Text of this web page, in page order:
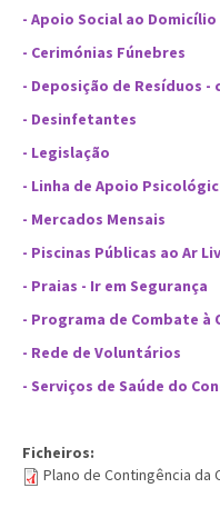
- Apoio Social ao Domicílio
- Cerimónias Fúnebres
- Deposição de Resíduos -
- Desinfetantes
- Legislação
- Linha de Apoio
- Mercados Mensais
- Piscinas Públicas ao Ar
- Praias - Ir em Segurança
- Programa de Combate à
- Rede de Voluntários
- Serviços de Saúde do
Ficheiros:
Plano de Contingência da